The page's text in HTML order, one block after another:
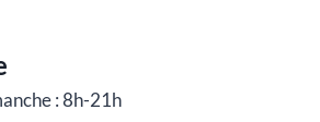
: 8h-21h